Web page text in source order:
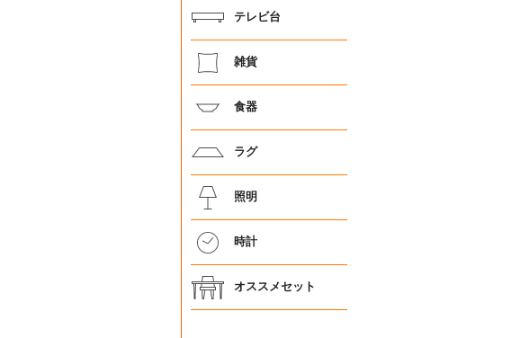
テレビ台
雑貨
食器
ラグ
照明
時計
オススメセット